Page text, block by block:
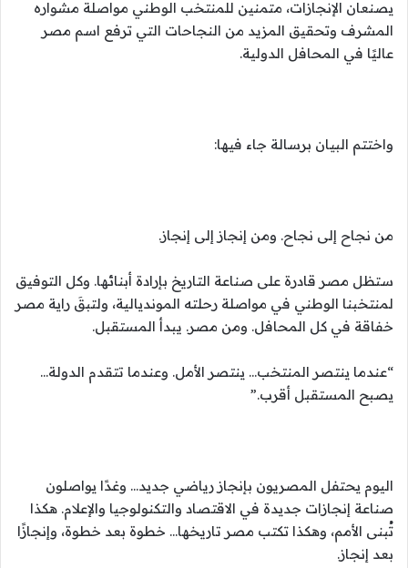
يصنعان الإنجازات، متمنين للمنتخب الوطني مواصلة مشواره
المشرف وتحقيق المزيد من النجاحات التي ترفع اسم مصر
عاليًا في المحافل الدولية.
واختتم البيان برسالة جاء فيها:
من نجاح إلى نجاح. ومن إنجاز إلى إنجاز.
ستظل مصر قادرة على صناعة التاريخ بإرادة أبنائها. وكل التوفيق
لمنتخبنا الوطني في مواصلة رحلته المونديالية، ولتبقَ راية مصر
خفاقة في كل المحافل. ومن مصر. يبدأ المستقبل.
“عندما ينتصر المنتخب… ينتصر الأمل. وعندما تتقدم الدولة…
يصبح المستقبل أقرب.”
اليوم يحتفل المصريون بإنجاز رياضي جديد… وغدًا يواصلون
صناعة إنجازات جديدة في الاقتصاد والتكنولوجيا والإعلام. هكذا
تُبنى الأمم، وهكذا تكتب مصر تاريخها… خطوة بعد خطوة، وإنجازًا
بعد إنجاز.